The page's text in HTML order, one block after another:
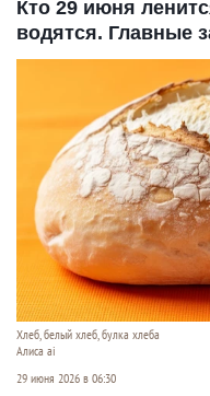
Кто 29 июня
водятся. Главные
Хлеб, белый хлеб, булка хлеба
Алиса ai
29 июня 2026 в 06:30